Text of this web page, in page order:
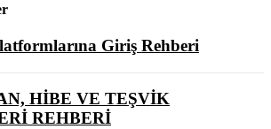
Giriş Rehberi
HİBE VE TEŞVİK
REHBERİ